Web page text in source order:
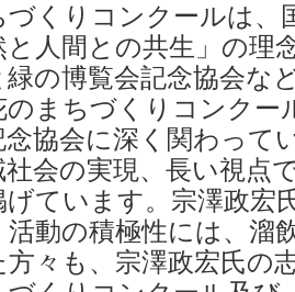
づくりコンクールは、
人間との共生」の理
緑の博覧会記念協会な
のまちづくりコンクー
協会に深く関わって
会の実現、長い視点
げています。宗澤政宏
活動の積極性には、溜
々も、宗澤政宏氏の